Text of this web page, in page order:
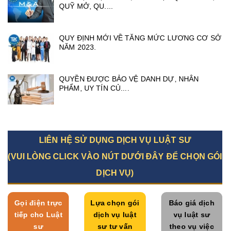
QUỸ MỞ, QU....
QUY ĐỊNH MỚI VỀ TĂNG MỨC LƯƠNG CƠ SỞ
NĂM 2023.
QUYỀN ĐƯỢC BẢO VỆ DANH DỰ, NHÂN
PHẨM, UY TÍN CỦ....
LIÊN HỆ SỬ DỤNG DỊCH VỤ LUẬT SƯ
(VUI LÒNG CLICK VÀO NÚT DƯỚI ĐÂY ĐỂ CHỌN GÓI
DỊCH VỤ)
Gọi điện trực
tiếp cho Luật
sư
Lựa chọn gói
dịch vụ luật
sư tư vấn
Báo giá dịch
vụ luật sư
theo vụ việc